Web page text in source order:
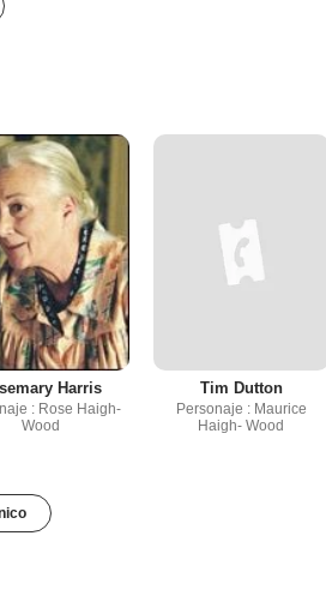
Harris
: Rose Haigh-
Wood
Tim Dutton
Personaje : Maurice
Haigh- Wood